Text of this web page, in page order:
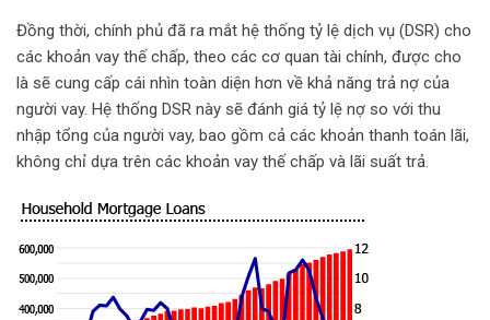
Đồng thời, chính phủ đã ra mắt hệ thống tỷ lệ dịch vụ (DSR) cho
các khoản vay thế chấp, theo các cơ quan tài chính, được cho
là sẽ cung cấp cái nhìn toàn diện hơn về khả năng trả nợ của
người vay. Hệ thống DSR này sẽ đánh giá tỷ lệ nợ so với thu
nhập tổng của người vay, bao gồm cả các khoản thanh toán lãi,
không chỉ dựa trên các khoản vay thế chấp và lãi suất trả.